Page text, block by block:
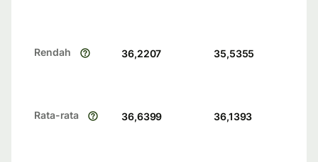
Rendah 36,2207 35,5355
Rata-rata 36,6399 36,1393